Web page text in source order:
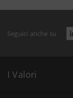
Seguici anche su
I Valori